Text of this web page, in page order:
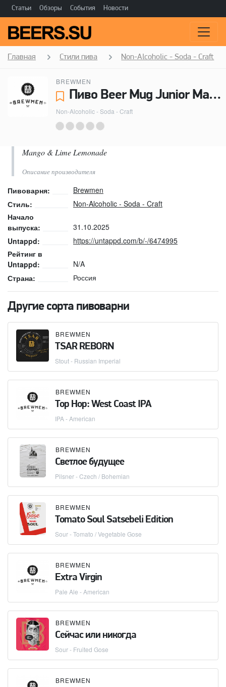
Статьи Обзоры События Новости
Главная Стили пива Non-Alcoholic - Soda - Craft
BREWMEN
Пиво Beer Mug Junior Mango & Lime Lemonade - Brewmen
Non-Alcoholic - Soda - Craft
Mango & Lime Lemonade
Описание производителя
Пивоварня:
Brewmen
Стиль:
Non-Alcoholic - Soda - Craft
Начало
выпуска:
31.10.2025
Untappd:
https://untappd.com/b/-/6474995
Рейтинг в
Untappd:
N/A
Страна:
Россия
Другие сорта пивоварни
BREWMEN
TSAR REBORN
Stout - Russian Imperial
BREWMEN
Top Hop: West Coast IPA
IPA - American
BREWMEN
Светлое будущее
Pilsner - Czech / Bohemian
BREWMEN
Tomato Soul Satsebeli Edition
Sour - Tomato / Vegetable Gose
BREWMEN
Extra Virgin
Pale Ale - American
BREWMEN
Сейчас или никогда
Sour - Fruited Gose
BREWMEN